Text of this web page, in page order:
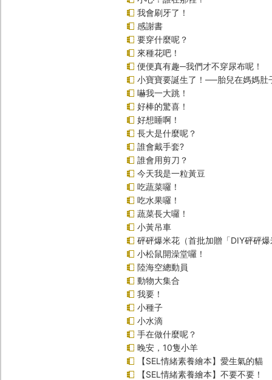
我會刷牙了！
感謝書
要穿什麼呢？
來種花吧！
便便真有趣─我們才不穿尿布呢！
小寶寶要誕生了！──胎兒在媽媽肚
嚇我一大跳！
好棒的驚喜！
好想睡啊！
長大是什麼呢？
誰會戴手套?
誰會用剪刀？
今天我是一粒黃豆
吃蔬菜囉！
吃水果囉！
蔬菜長大囉！
小黃吊車
砰砰爆米花（首批加贈「DIY砰砰
小松鼠開澡堂囉！
陸海空總動員
動物大集合
我要！
小種子
小水滴
手在做什麼呢？
晚安，10隻小羊
【SEL情緒素養繪本】愛生氣的貓
【SEL情緒素養繪本】不要不要！